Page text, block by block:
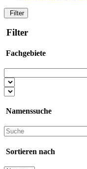
Filter
Filter
Fachgebiete
Namenssuche
Sortieren nach